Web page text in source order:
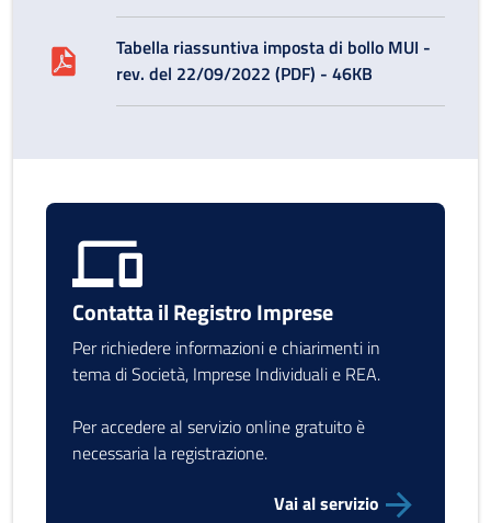
Tabella riassuntiva imposta di bollo MUI -
rev. del 22/09/2022 (PDF) - 46KB
Contatta il Registro Imprese
Per richiedere informazioni e chiarimenti in
tema di Società, Imprese Individuali e REA.
Per accedere al servizio online gratuito è
necessaria la registrazione.
Vai al servizio